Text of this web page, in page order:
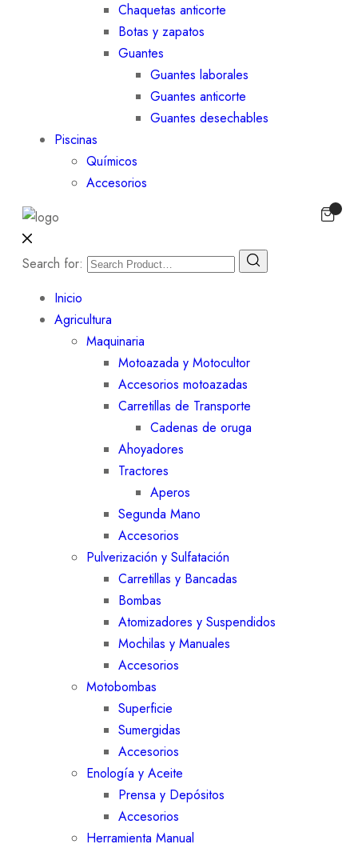
Chaquetas anticorte
Botas y zapatos
Guantes
Guantes laborales
Guantes anticorte
Guantes desechables
Piscinas
Químicos
Accesorios
Search for:
Inicio
Agricultura
Maquinaria
Motoazada y Motocultor
Accesorios motoazadas
Carretillas de Transporte
Cadenas de oruga
Ahoyadores
Tractores
Aperos
Segunda Mano
Accesorios
Pulverización y Sulfatación
Carretillas y Bancadas
Bombas
Atomizadores y Suspendidos
Mochilas y Manuales
Accesorios
Motobombas
Superficie
Sumergidas
Accesorios
Enología y Aceite
Prensa y Depósitos
Accesorios
Herramienta Manual